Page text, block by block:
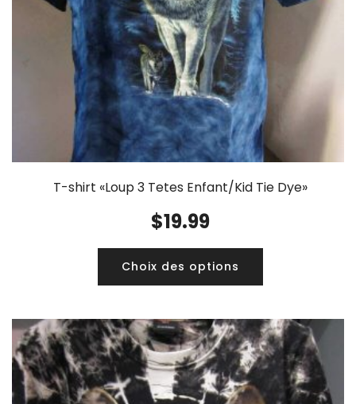
T-shirt «Loup 3 Tetes Enfant/Kid Tie Dye»
$19.99
Choix des options